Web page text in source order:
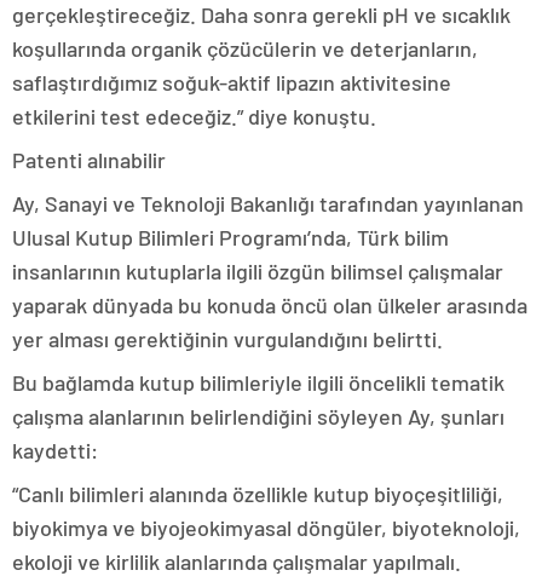
gerçekleştireceğiz. Daha sonra gerekli pH ve sıcaklık
koşullarında organik çözücülerin ve deterjanların,
saflaştırdığımız soğuk-aktif lipazın aktivitesine
etkilerini test edeceğiz.” diye konuştu.
Patenti alınabilir
Ay, Sanayi ve Teknoloji Bakanlığı tarafından yayınlanan
Ulusal Kutup Bilimleri Programı’nda, Türk bilim
insanlarının kutuplarla ilgili özgün bilimsel çalışmalar
yaparak dünyada bu konuda öncü olan ülkeler arasında
yer alması gerektiğinin vurgulandığını belirtti.
Bu bağlamda kutup bilimleriyle ilgili öncelikli tematik
çalışma alanlarının belirlendiğini söyleyen Ay, şunları
kaydetti:
“Canlı bilimleri alanında özellikle kutup biyoçeşitliliği,
biyokimya ve biyojeokimyasal döngüler, biyoteknoloji,
ekoloji ve kirlilik alanlarında çalışmalar yapılmalı.